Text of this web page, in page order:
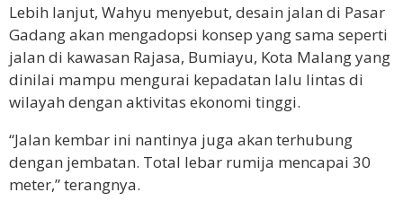
Lebih lanjut, Wahyu menyebut, desain jalan di Pasar
Gadang akan mengadopsi konsep yang sama seperti
jalan di kawasan Rajasa, Bumiayu, Kota Malang yang
dinilai mampu mengurai kepadatan lalu lintas di
wilayah dengan aktivitas ekonomi tinggi.
“Jalan kembar ini nantinya juga akan terhubung
dengan jembatan. Total lebar rumija mencapai 30
meter,” terangnya.